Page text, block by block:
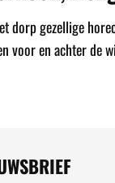
gezellige
voor en achter de